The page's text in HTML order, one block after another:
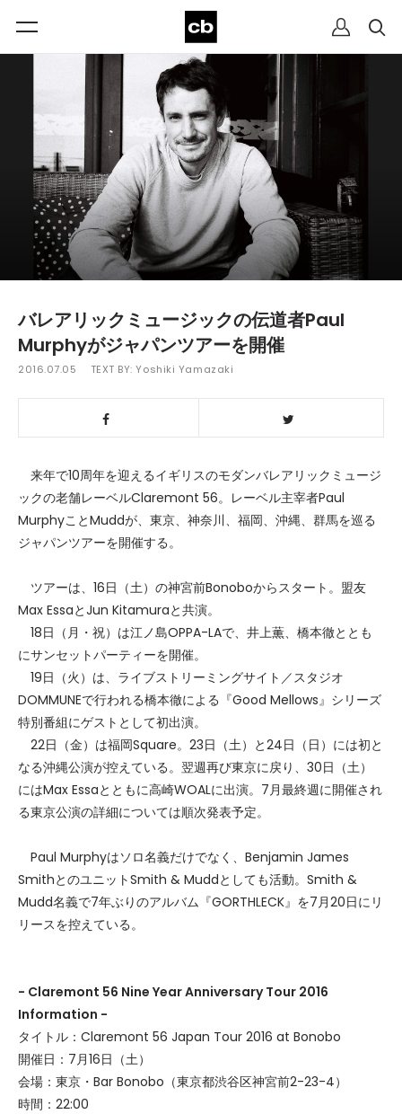
バレアリックミュージックの伝道者Paul
Murphyがジャパンツアーを開催
2016.07.05 TEXT BY:Yoshiki Yamazaki
来年で10周年を迎えるイギリスのモダンバレアリックミュージ
ックの老舗レーベルClaremont 56。レーベル主宰者Paul
MurphyことMuddが、東京、神奈川、福岡、沖縄、群馬を巡る
ジャパンツアーを開催する。
ツアーは、16日（土）の神宮前Bonoboからスタート。盟友
Max EssaとJun Kitamuraと共演。
18日（月・祝）は江ノ島OPPA-LAで、井上薫、橋本徹ととも
にサンセットパーティーを開催。
19日（火）は、ライブストリーミングサイト／スタジオ
DOMMUNEで行われる橋本徹による『Good Mellows』シリーズ
特別番組にゲストとして初出演。
22日（金）は福岡Square。23日（土）と24日（日）には初と
なる沖縄公演が控えている。 翌週再び東京に戻り、30日（土）
にはMax Essaとともに高崎WOALに出演。 7月最終週に開催され
る東京公演の詳細については順次発表予定。
Paul Murphyはソロ名義だけでなく、Benjamin James
SmithとのユニットSmith & Muddとしても活動。Smith &
Mudd名義で7年ぶりのアルバム『GORTHLECK』を7月20日にリ
リースを控えている。
- Claremont 56 Nine Year Anniversary Tour 2016
Information -
タイトル：Claremont 56 Japan Tour 2016 at Bonobo
開催日：7月16日（土）
会場：東京・Bar Bonobo（東京都渋谷区神宮前2-23-4）
時間：22:00